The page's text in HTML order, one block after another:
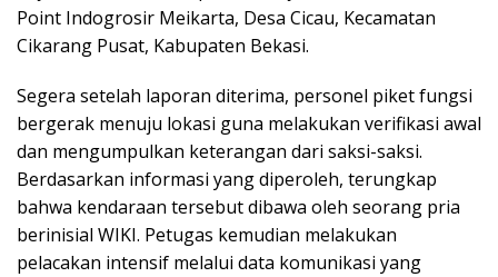
Point Indogrosir Meikarta, Desa Cicau, Kecamatan
Cikarang Pusat, Kabupaten Bekasi.
Segera setelah laporan diterima, personel piket fungsi
bergerak menuju lokasi guna melakukan verifikasi awal
dan mengumpulkan keterangan dari saksi-saksi.
Berdasarkan informasi yang diperoleh, terungkap
bahwa kendaraan tersebut dibawa oleh seorang pria
berinisial WIKI. Petugas kemudian melakukan
pelacakan intensif melalui data komunikasi yang